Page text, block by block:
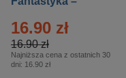
16.90 zł
16.90 zł
Najniższa cena z ostatnich 30
dni: 16.90 zł